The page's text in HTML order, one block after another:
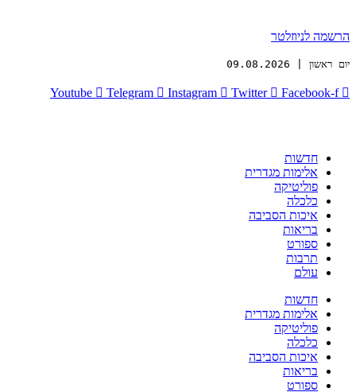
הרשמה לניוזלטר
יום ראשון | 09.08.2026
Youtube Telegram Instagram Twitter Facebook-f
חדשות
אלימות מגדרית
פוליטיקה
כלכלה
איכות הסביבה
בריאות
ספורט
תרבות
עולם
חדשות
אלימות מגדרית
פוליטיקה
כלכלה
איכות הסביבה
בריאות
ספורט